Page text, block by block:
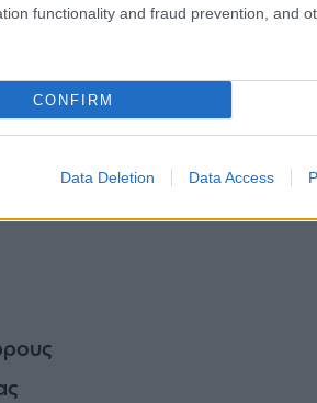
functionality and fraud prevention, and
CONFIRM
Data Deletion Data Access
να τηρούμε τους
για τις καλοκαιρινές μας